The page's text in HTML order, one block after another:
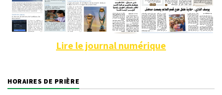
Lire le journal numérique
HORAIRES DE PRIÈRE